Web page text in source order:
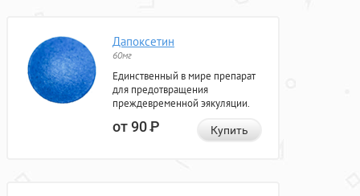
Дапоксетин
60мг
Единственный в мире препарат
для предотвращения
преждевременной эякуляции.
от 90Р Купить